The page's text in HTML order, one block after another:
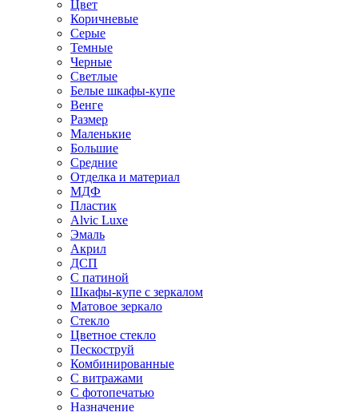
Цвет
Коричневые
Серые
Темные
Черные
Светлые
Белые шкафы-купе
Венге
Размер
Маленькие
Большие
Средние
Отделка и материал
МДФ
Пластик
Alvic Luxe
Эмаль
Акрил
ДСП
С патиной
Шкафы-купе с зеркалом
Матовое зеркало
Стекло
Цветное стекло
Пескоструй
Комбинированные
С витражами
С фотопечатью
Назначение